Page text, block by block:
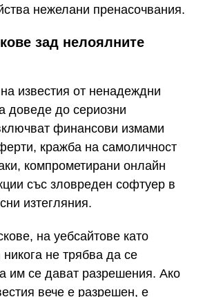
нежелани пренасочвания.
зад нелоялните
известия от ненадеждни
доведе до сериозни
финансови измами
кражба на самоличност
компрометирани онлайн
със зловреден софтуер в
изтегляния.
на уебсайтове като
не трябва да се
им се дават разрешения. Ако
вече е разрешен, е